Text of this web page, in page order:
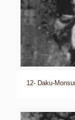
12- Daku-